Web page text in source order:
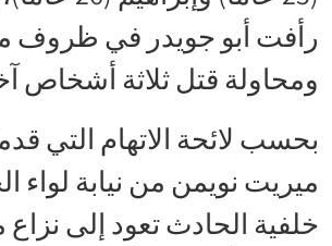
رأفت أبو جويدر في ظروف
ومحاولة قتل ثلاثة أشخاص
بحسب لائحة الاتهام التي
ميريت نويمن من نيابة لواء
خلفية الحادث تعود إلى